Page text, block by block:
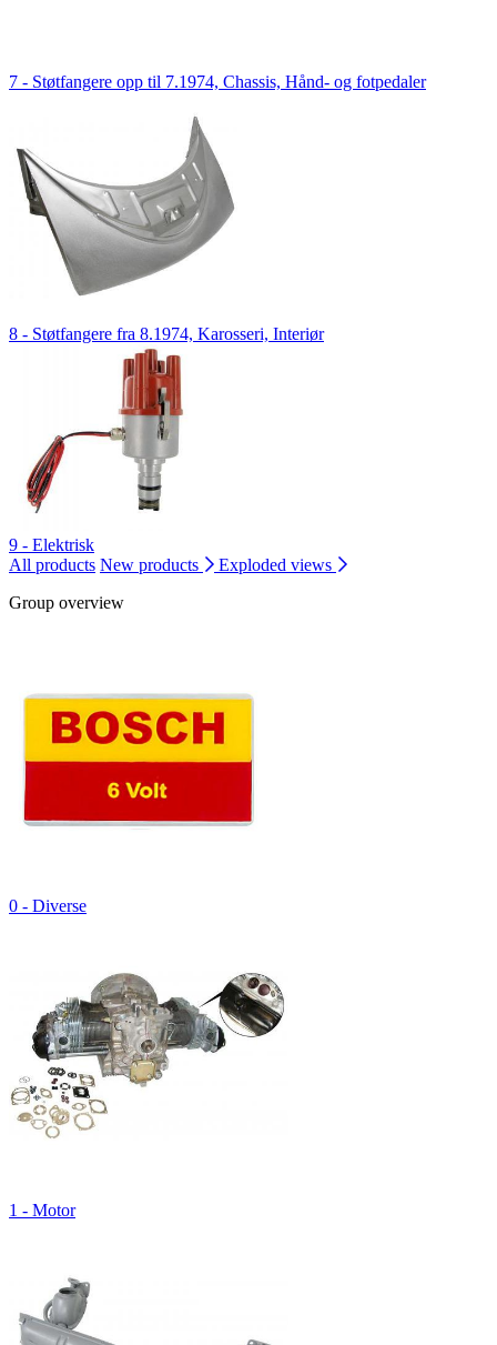
7 - Støtfangere opp til 7.1974, Chassis, Hånd- og fotpedaler
8 - Støtfangere fra 8.1974, Karosseri, Interiør
9 - Elektrisk
All products New products
Exploded views
Group overview
0 - Diverse
1 - Motor